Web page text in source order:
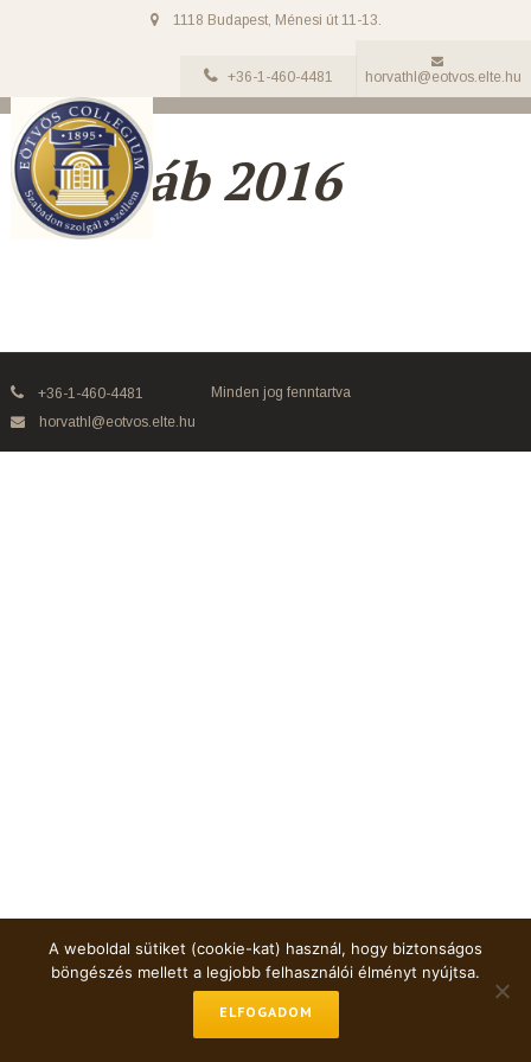
1118 Budapest, Ménesi út 11-13.
+36-1-460-4481 horvathl@eotvos.elte.hu
GóJaláb 2016
+36-1-460-4481
horvathl@eotvos.elte.hu
Minden jog fenntartva
A weboldal sütiket (cookie-kat) használ, hogy biztonságos
böngészés mellett a legjobb felhasználói élményt nyújtsa.
ELFOGADOM